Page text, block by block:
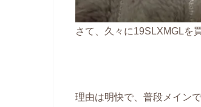
さて、久々に19SLXMGLを
理由は明快で、普段メイン